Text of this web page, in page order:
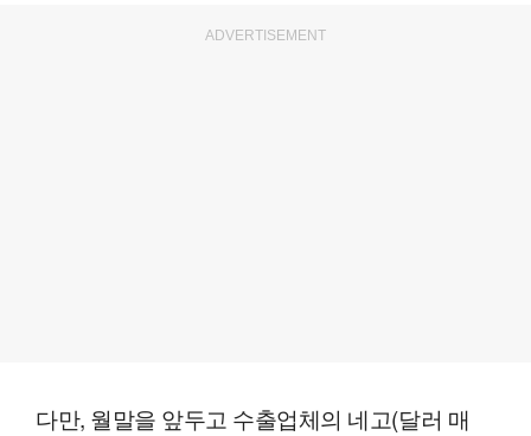
ADVERTISEMENT
다만, 월말을 앞두고 수출업체의 네고(달러 매